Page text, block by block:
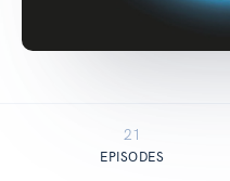
21
EPISODES